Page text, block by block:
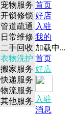
宠物服务
开锁修锁
管道疏通
日常维修
二手回收
衣物洗护
搬家服务
快递服务
物流服务
其他服务
首页
好店
入驻
我的
加载中...
首页
好店
入驻
消息